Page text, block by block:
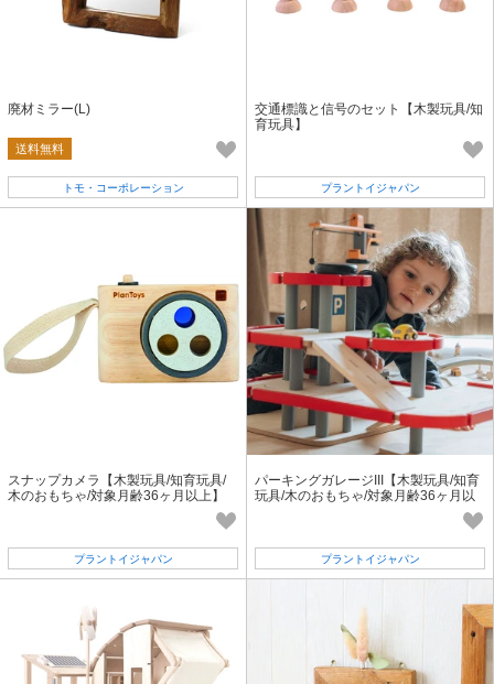
廃材ミラー(L)
送料無料
トモ・コーポレーション
交通標識と信号のセット【木製玩具/知
育玩具】
プラントイジャパン
スナップカメラ【木製玩具/知育玩具/
木のおもちゃ/対象月齢36ヶ月以上】
プラントイジャパン
パーキングガレージIII【木製玩具/知育
玩具/木のおもちゃ/対象月齢36ヶ月以
プラントイジャパン